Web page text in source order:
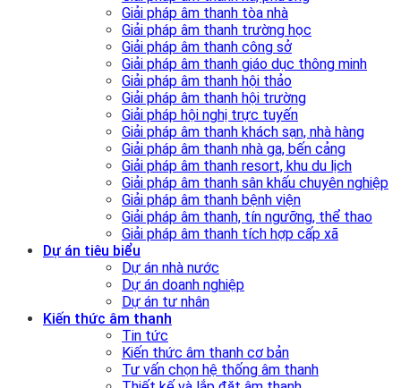
Giải pháp âm thanh tòa nhà
Giải pháp âm thanh trường học
Giải pháp âm thanh công sở
Giải pháp âm thanh giáo dục thông minh
Giải pháp âm thanh hội thảo
Giải pháp âm thanh hội trường
Giải pháp hội nghị trực tuyến
Giải pháp âm thanh khách sạn, nhà hàng
Giải pháp âm thanh nhà ga, bến cảng
Giải pháp âm thanh resort, khu du lịch
Giải pháp âm thanh sân khấu chuyên nghiệp
Giải pháp âm thanh bệnh viện
Giải pháp âm thanh, tín ngưỡng, thể thao
Giải pháp âm thanh tích hợp cấp xã
Dự án tiêu biểu
Dự án nhà nước
Dự án doanh nghiệp
Dự án tư nhân
Kiến thức âm thanh
Tin tức
Kiến thức âm thanh cơ bản
Tư vấn chọn hệ thống âm thanh